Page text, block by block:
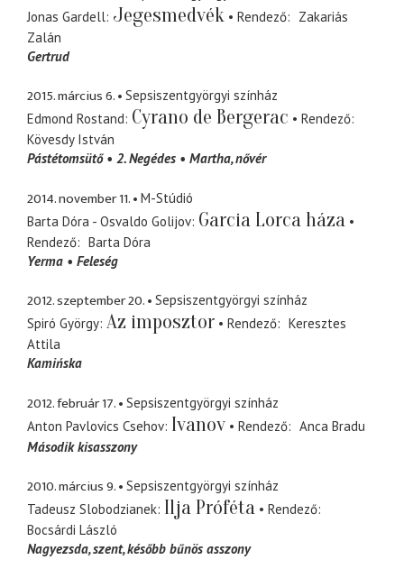
Jonas Gardell Jegesmedvék Rendező
Zakariás
Zalán
Gertrud
2015. március 6.
Sepsiszentgyörgyi színház
Edmond Rostand Cyrano de Bergerac
Rendező
Kövesdy István
Pástétomsütő
2. Negédes Martha nővér
2014. november 11.
M-Stúdió
Barta Dóra - Osvaldo Golijov Garcia Lorca háza
Rendező
Barta Dóra
Yerma
Feleség
2012. szeptember 20.
Sepsiszentgyörgyi színház
Spiró György Az imposztor Rendező
Keresztes
Attila
Kamińska
2012. február 17.
Sepsiszentgyörgyi színház
Anton Pavlovics Csehov Ivanov Rendező
Anca Bradu
Második kisasszony
2010. március 9.
Sepsiszentgyörgyi színház
Tadeusz Slobodzianek Ilja Próféta
Rendező
Bocsárdi László
Nagyezsda, szent később bűnös asszony